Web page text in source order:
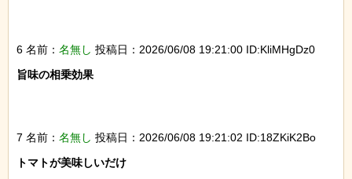
6 名前： 名無し 投稿日：2026/06/08 19:21:00 ID:KliMHgDz0
旨味の相乗効果
7 名前： 名無し 投稿日：2026/06/08 19:21:02 ID:18ZKiK2Bo
トマトが美味しいだけ